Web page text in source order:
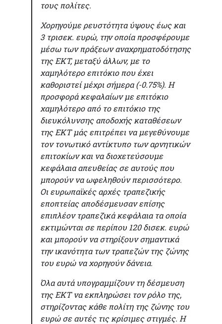
τους πολίτες.
Χορηγούμε ρευστότητα ύψους έως και
3 τρισεκ. ευρώ, την οποία προσφέρουμε
μέσω των πράξεων αναχρηματοδότησης
της ΕΚΤ, μεταξύ άλλων, με το
χαμηλότερο επιτόκιο που έχει
καθοριστεί μέχρι σήμερα (-0.75%). Η
προσφορά κεφαλαίων με επιτόκιο
χαμηλότερο από το επιτόκιο της
διευκόλυνσης αποδοχής καταθέσεων
της ΕΚΤ μάς επιτρέπει να μεγεθύνουμε
τον τονωτικό αντίκτυπο των αρνητικών
επιτοκίων και να διοχετεύσουμε
κεφάλαια απευθείας σε αυτούς που
μπορούν να ωφεληθούν περισσότερο.
Οι ευρωπαϊκές αρχές τραπεζικής
εποπτείας αποδέσμευσαν επίσης
επιπλέον τραπεζικά κεφάλαια τα οποία
εκτιμώνται σε περίπου 120 δισεκ. ευρώ
και μπορούν να στηρίξουν σημαντικά
την ικανότητα των τραπεζών της ζώνης
του ευρώ να χορηγούν δάνεια.
Όλα αυτά υπογραμμίζουν τη δέσμευση
της ΕΚΤ να εκπληρώσει τον ρόλο της,
στηρίζοντας κάθε πολίτη της ζώνης του
ευρώ σε αυτές τις κρίσιμες στιγμές. Η